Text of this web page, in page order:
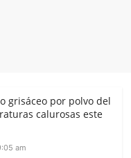
grisáceo por polvo del
calurosas este
am